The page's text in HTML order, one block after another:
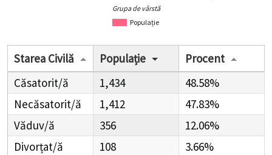
Populație
Grupa de vârstă
Starea Civilă Populație
Procent
Căsatorit/ă
1,434
48.58%
Necăsatorit/ă
1,412
47.83%
Văduv/ă
356
12.06%
Divorțat/ă
108 3.66%